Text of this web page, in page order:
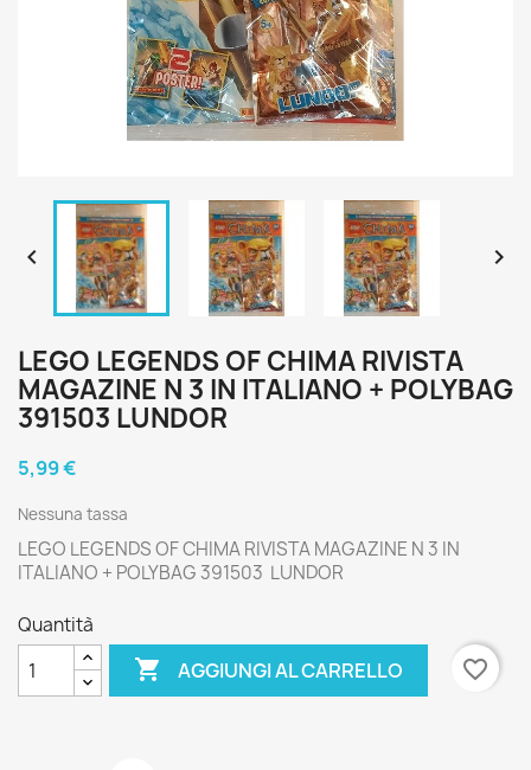
 
LEGO LEGENDS OF CHIMA RIVISTA
MAGAZINE N 3 IN ITALIANO + POLYBAG
391503 LUNDOR
5,99 €
Nessuna tassa
LEGO LEGENDS OF CHIMA RIVISTA MAGAZINE N 3 IN
ITALIANO + POLYBAG 391503 LUNDOR
Quantità
 AGGIUNGI AL CARRELLO favorite_border